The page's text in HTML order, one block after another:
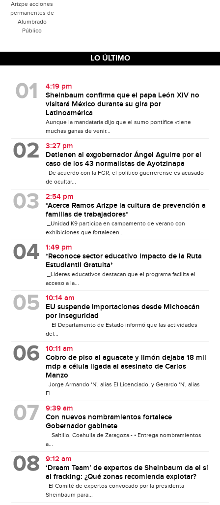
Arizpe acciones
permanentes de
Alumbrado
Público
LO ÚLTIMO
4:19 pm
Sheinbaum confirma que el papa León XIV no
visitará México durante su gira por
Latinoamérica
Aunque la mandataria dijo que el sumo pontífice «tiene
muchas ganas de venir...
3:27 pm
Detienen al exgobernador Ángel Aguirre por el
caso de los 43 normalistas de Ayotzinapa
De acuerdo con la FGR, el político guerrerense es acusado
de ocultar...
2:54 pm
*Acerca Ramos Arizpe la cultura de prevención a
familias de trabajadores*
_Unidad K9 participa en campamento de verano con
exhibiciones que fortalecen...
1:49 pm
*Reconoce sector educativo impacto de la Ruta
Estudiantil Gratuita*
_Líderes educativos destacan que el programa facilita el
acceso a la...
10:14 am
EU suspende importaciones desde Michoacán
por inseguridad
El Departamento de Estado informó que las actividades
del...
10:11 am
Cobro de piso al aguacate y limón dejaba 18 mil
mdp a célula ligada al asesinato de Carlos
Manzo
Jorge Armando ‘N’, alias El Licenciado, y Gerardo ‘N’, alias
El...
9:39 am
Con nuevos nombramientos fortalece
Gobernador gabinete
Saltillo, Coahuila de Zaragoza.- • Entrega nombramientos
a...
9:12 am
‘Dream Team’ de expertos de Sheinbaum da el sí
al fracking: ¿Qué zonas recomienda explotar?
El Comité de expertos convocado por la presidenta
Sheinbaum para...